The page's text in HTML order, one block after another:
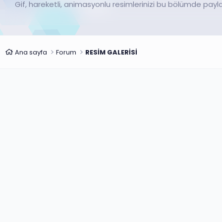
Gif, hareketli, animasyonlu resimlerinizi bu bölümde
Ana sayfa Forum RESİM GALERİSİ